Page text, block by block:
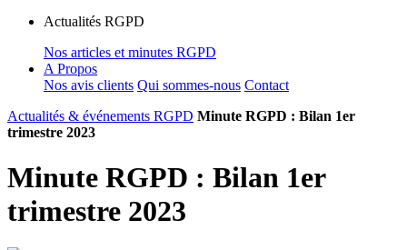
Actualités RGPD
Nos articles et minutes RGPD
A Propos
Nos avis clients Qui sommes-nous Contact
Actualités & événements RGPD Minute RGPD : Bilan 1er
trimestre 2023
Minute RGPD : Bilan 1er
trimestre 2023